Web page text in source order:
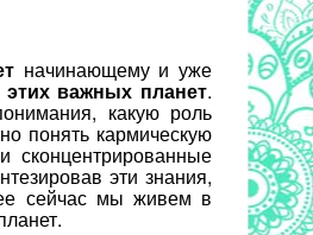
начинающему и уже
этих важных планет.
какую роль
понять кармическую
эти знания,
сейчас мы живем в